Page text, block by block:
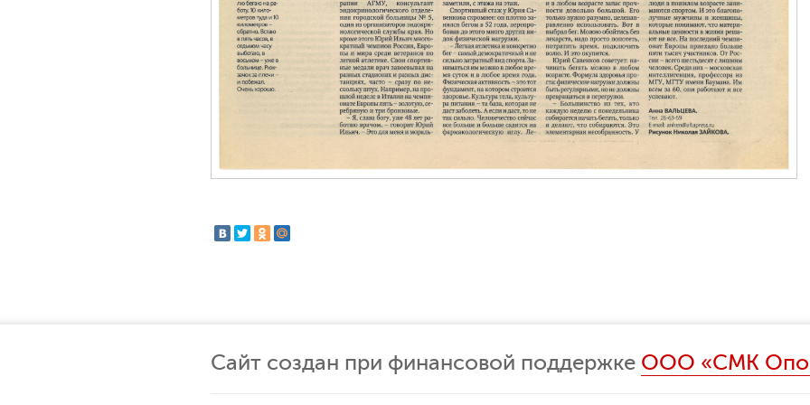
Сайт создан при финансовой поддержке ООО «СМК